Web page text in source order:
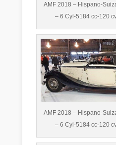
AMF 2018 – Hispano-
– 6 Cyl-5184 cc-120
AMF 2018 – Hispano-
– 6 Cyl-5184 cc-120